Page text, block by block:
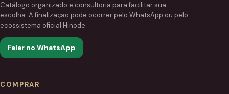
Catálogo organizado e consultoria para facilitar sua
escolha. A finalização pode ocorrer pelo WhatsApp ou pelo
ecossistema oficial Hinode.
Falar no WhatsApp
COMPRAR